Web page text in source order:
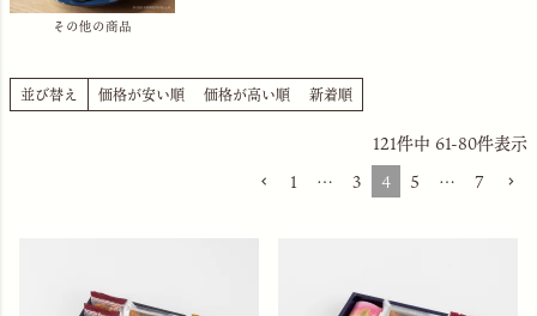
その他の商品
並び替え 価格が安い順 価格が高い順 新着順
121件中 61-80件表示
1
… 3 4 5 … 7